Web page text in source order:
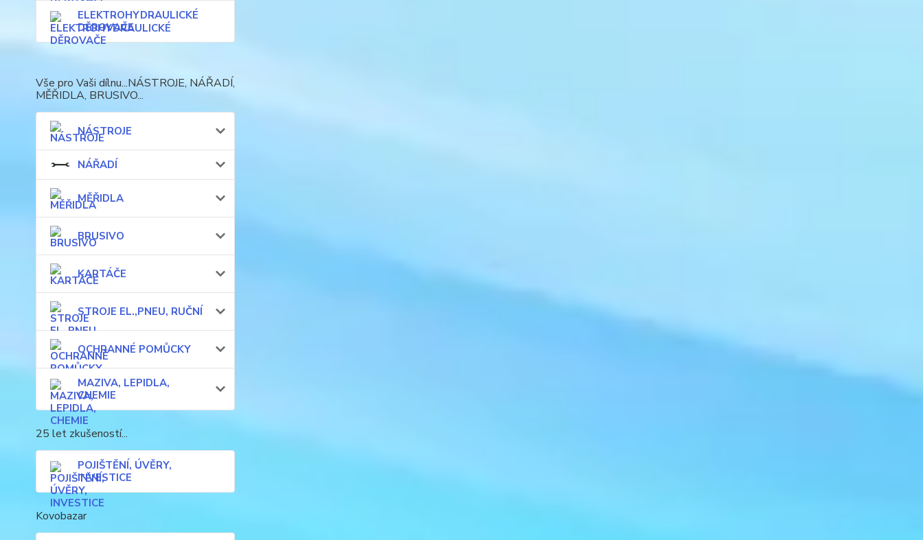
ELEKTROHYDRAULICKÉ
DĚROVAČE
Vše pro Vaši dílnu...NÁSTROJE, NÁŘADÍ,
MĚŘIDLA, BRUSIVO...
NÁSTROJE
NÁŘADÍ
MĚŘIDLA
BRUSIVO
KARTÁČE
STROJE EL.,PNEU, RUČNÍ
OCHRANNÉ POMŮCKY
MAZIVA, LEPIDLA,
CHEMIE
25 let zkušeností...
POJIŠTĚNÍ, ÚVĚRY,
INVESTICE
Kovobazar